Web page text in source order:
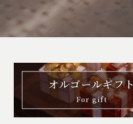
オルゴールギフト
For gift